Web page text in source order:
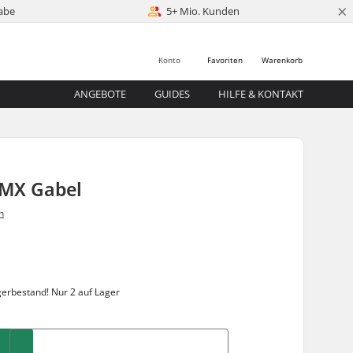
5+ Mio. Kunden ×
Warenkorb
Favoriten
Konto
ANGEBOTE GUIDES HILFE & KONTAKT
Gabel
Nur 2 auf Lager